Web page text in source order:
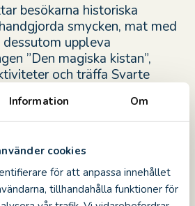
Information Om
cookies
för att anpassa innehållet
tillhandahålla funktioner för
besökarna historiska
smycken, mat med
dessutom uppleva
”Den magiska kistan”,
och träffa Svarte
Skälby 4H-gård
kommer hela
av liv och i år har vi
gratisaktiviteter för barn.
sagor och teater till